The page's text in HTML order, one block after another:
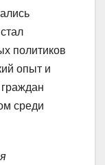
политиков
опыт и
среди